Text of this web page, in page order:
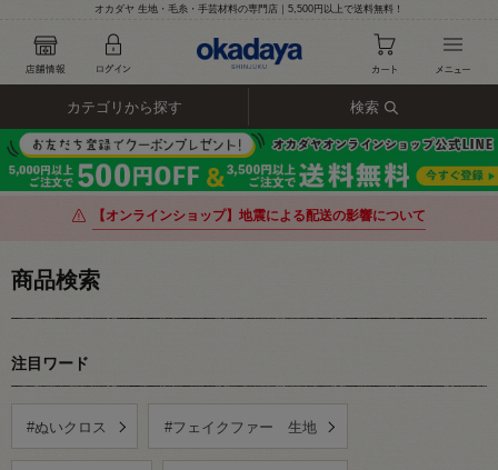
オカダヤ 生地・毛糸・手芸材料の専門店｜5,500円以上で送料無料！
カテゴリから探す 検索
【オンラインショップ】地震による配送の影響について
商品検索
注目ワード
#ぬいクロス #フェイクファー 生地